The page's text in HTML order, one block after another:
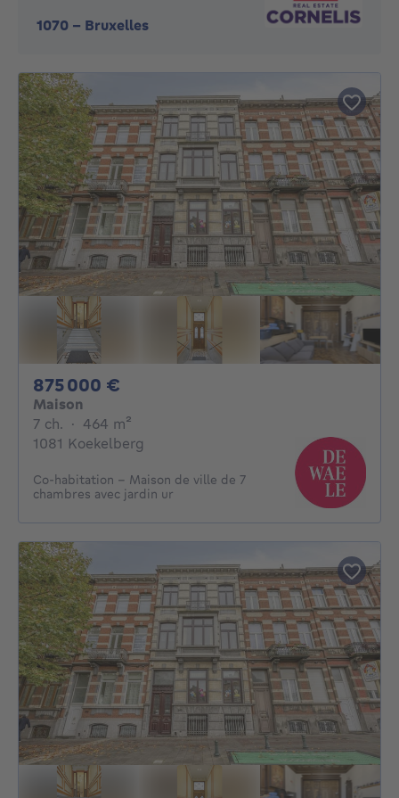
1070 - Bruxelles
875 000 €
Maison
7 ch. 7 chambres
· 464 m²
1081 Koekelberg
Co-habitation - Maison de ville de 7
chambres avec jardin ur